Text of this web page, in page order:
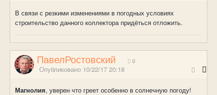
В связи с резкими изменениями в погодных условиях
строительство данного коллектора придёться отложить.
ПавелРостовский 0
Опубликовано 10/22/17 20:18
Магнолия, уверен что греет особенно в солнечную погоду!